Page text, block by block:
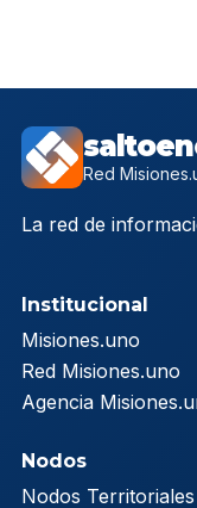
Red
La red de
Institucional
Misiones.uno
Red Misiones.uno
Agencia
Nodos
Nodos Territoriales